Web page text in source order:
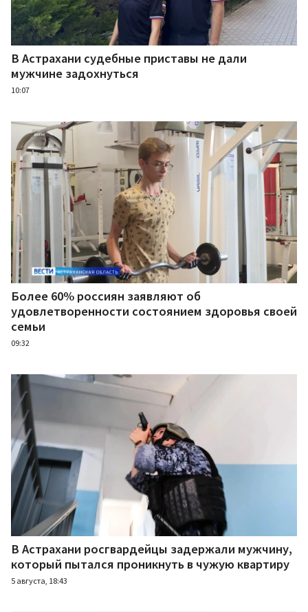
В Астрахани судебные приставы не дали
мужчине задохнуться
10:07
Более 60% россиян заявляют об
удовлетворенности состоянием здоровья своей
семьи
09:32
В Астрахани росгвардейцы задержали мужчину,
который пытался проникнуть в чужую квартиру
5 августа, 18:43